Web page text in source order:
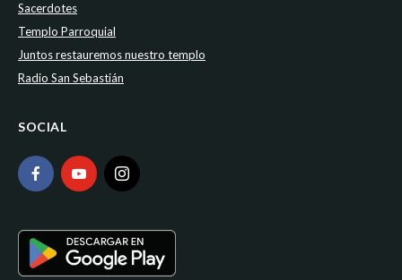
Sacerdotes
Templo Parroquial
Juntos restauremos nuestro templo
Radio San Sebastián
SOCIAL